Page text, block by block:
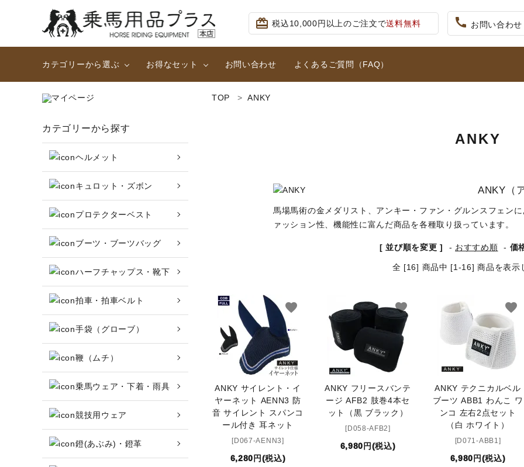
card_giftcard 税込10,000円以上のご注文で送料無料 call お問い合わ
カテゴリーから選ぶ
手袋（グローブ）
乗馬ウェア・下着・雨具
頭絡・手綱・ハミ・耳ネット ホルター・ロープ
馬プロテクター・肢
鞍・サドル用品・腹帯 馬着 調教用具
本・雑誌
お得なセット
女性用ハイグレード2点セット
お問い合わせ よくあるご質問（FAQ）
ブーツ・ブーツバッグ
ハーフチャップス・靴下
拍車・拍車ベルト
手袋（グローブ）
鞭（ムチ）
TOP ANKY
ANKY
ANKY（
馬場馬術の金メダリスト、アンキー・ファン・グルンスフェン
ァッション性、機能性に富んだ商品を各種取り扱っています。
[ 並び順を変更 ] - おすすめ順 - 価
全 [16] 商品中 [1-16] 商品を表示
ANKY サイレント・イ
ヤーネット AENN3 防
音 サイレント スパンコ
ール付き 耳ネット
[D067-AENN3]
6,280円(税込)
favorite
ANKY フリースバンテ
ージ AFB2 肢巻4本セ
ット（黒 ブラック）
[D058-AFB2]
6,980円(税込)
favorite
ANKY テクニカルベル
ブーツ ABB1 わんこ ワ
ンコ 左右2点セット
（白 ホワイト）
[D071-ABB1]
6,980円(税込)
favorite
カテゴリーから探す
ヘルメット
キュロット・ズボン
プロテクターベスト
ブーツ・ブーツバッグ
ハーフチャップス・靴下
拍車・拍車ベルト
手袋（グローブ）
鞭（ムチ）
乗馬ウェア・下着・雨具
競技用ウェア
鐙(あぶみ)・鐙革